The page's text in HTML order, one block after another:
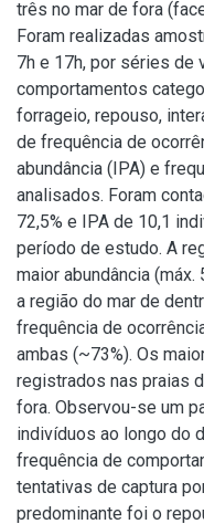
três no mar de fora
Foram realizadas
7h e 17h, por séries de
comportamentos
forrageio, repouso,
de frequência de
abundância (IPA) e
analisados. Foram
72,5% e IPA de 10,1
período de estudo. A
maior abundância
a região do mar de
frequência de
ambas (~73%). Os
registrados nas praias
fora. Observou-se um
indivíduos ao longo do
frequência de
tentativas de captura
predominante foi o